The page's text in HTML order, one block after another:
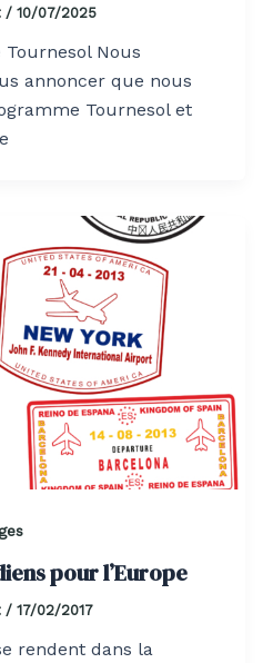
/ 10/07/2025
Nous
annoncer que nous
Tournesol et
pour l’Europe
/ 17/02/2017
rendent dans la